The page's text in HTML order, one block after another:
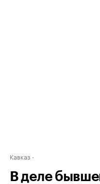
Кавказ
В деле